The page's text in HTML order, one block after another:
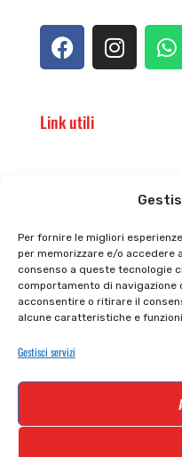
Per fornire le migliori
per memorizzare e/o accedere
consenso a queste tecnologie
comportamento di navigazione
acconsentire o ritirare il
alcune caratteristiche e
Gestisci servizi
Link utili
Privacy policy
Cookie policy
Iscriviti alla nostra